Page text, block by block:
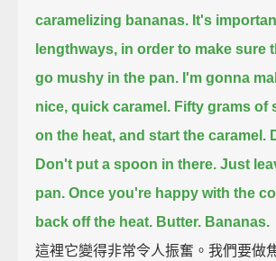
caramelizing bananas. It's
lengthways, in order to make sure
go mushy in the pan. I'm gonna
nice, quick caramel. Fifty grams of
on the heat, and start the caramel.
Don't put a spoon in there. Just
pan. Once you're happy with the
back off the heat. Butter. Bananas.
這裡它變得非常令人振奮。我們要做